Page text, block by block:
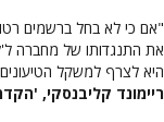
"אם כי לא בחל ברשמים
את התנגדותו של מחברה
היא לצרף למשקל
ריימונד קליבנסקי,